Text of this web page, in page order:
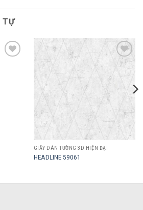
TỰ
Add to
wishlist
GIẤY DÁN TƯỜNG 3D HIỆN ĐẠI
HEADLINE 59061